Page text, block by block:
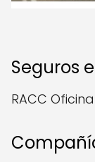
Seguros
RACC